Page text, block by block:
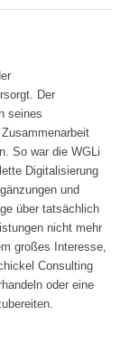
Der
seines
So war die WGLi
Digitalisierung
und
über tatsächlich
nicht mehr
großes Interesse,
Consulting
oder eine